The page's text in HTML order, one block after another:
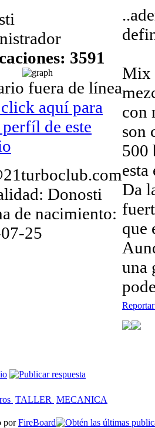
3591
Mix
con
son
500
Da
que
una
TALLER MECANICA
porFireBoard